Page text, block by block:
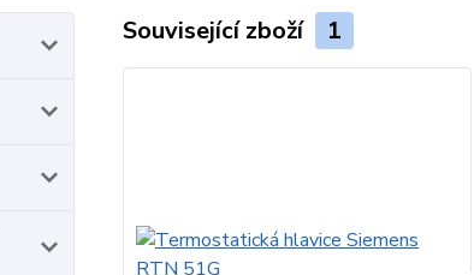
Související zboží 1